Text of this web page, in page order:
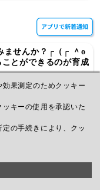
ませんか？┌（┌ ＾o
とができるのが育成
アニメ化フラグ成
果測定のためクッキー
キーの使用を承認いた
の手続きにより、クッ